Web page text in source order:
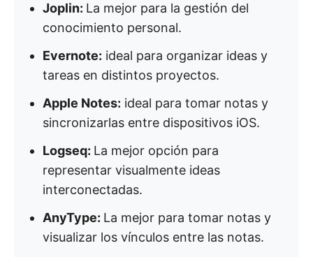
Joplin: La mejor para la gestión del
conocimiento personal.
Evernote: ideal para organizar ideas y
tareas en distintos proyectos.
Apple Notes: ideal para tomar notas y
sincronizarlas entre dispositivos iOS.
Logseq: La mejor opción para
representar visualmente ideas
interconectadas.
AnyType: La mejor para tomar notas y
visualizar los vínculos entre las notas.